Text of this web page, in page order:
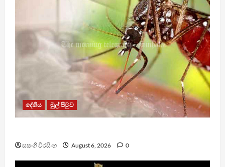
දේශීය මුල් පිටුව
සසංගි වීරසිංහ August 6, 2026 0